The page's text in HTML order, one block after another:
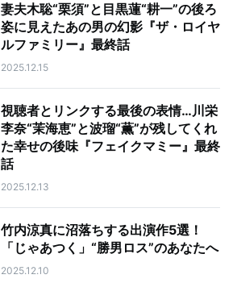
妻夫木聡“栗須”と目黒蓮“耕一”の後ろ
姿に見えたあの男の幻影『ザ・ロイヤ
ルファミリー』最終話
2025.12.15
視聴者とリンクする最後の表情…川栄
李奈“茉海恵”と波瑠“薫”が残してくれ
た幸せの後味『フェイクマミー』最終
話
2025.12.13
竹内涼真に沼落ちする出演作5選！
「じゃあつく」“勝男ロス”のあなたへ
2025.12.10